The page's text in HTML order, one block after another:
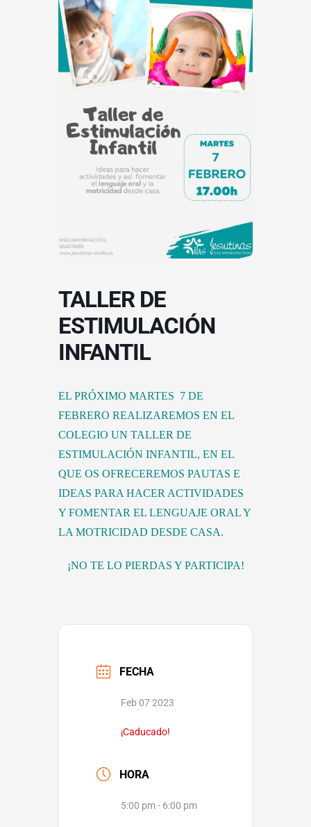
TALLER DE
ESTIMULACIÓN
INFANTIL
EL PRÓXIMO MARTES 7 DE
FEBRERO REALIZAREMOS EN EL
COLEGIO UN TALLER DE
ESTIMULACIÓN INFANTIL, EN EL
QUE OS OFRECEREMOS PAUTAS E
IDEAS PARA HACER ACTIVIDADES
Y FOMENTAR EL LENGUAJE ORAL Y
LA MOTRICIDAD DESDE CASA.
¡NO TE LO PIERDAS Y PARTICIPA!
FECHA
Feb 07 2023
¡Caducado!
HORA
5:00 pm - 6:00 pm